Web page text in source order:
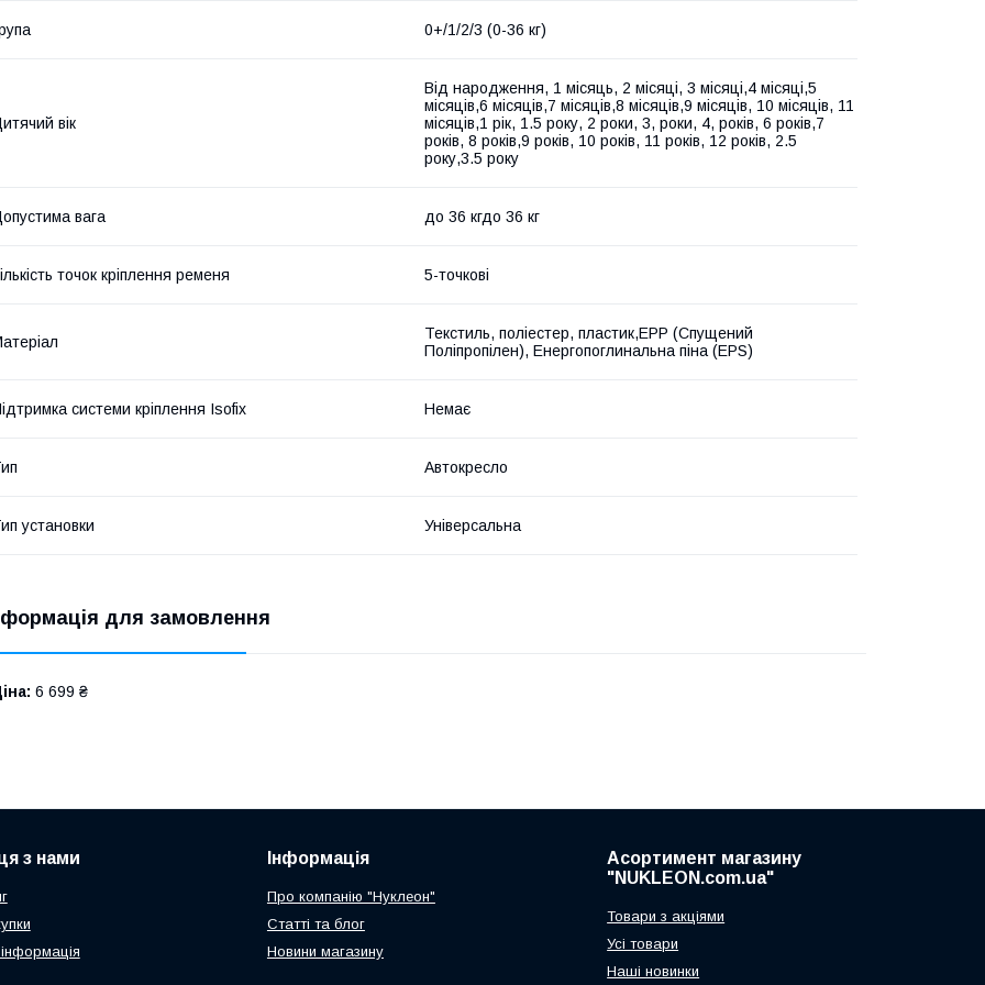
0+/1/2/3 (0-36 кг)
вік
Від народження, 1 місяць, 2 місяці, 3 місяці,4 місяці,5
місяців,6 місяців,7 місяців,8 місяців,9 місяців, 10 місяців, 11
місяців,1 рік, 1.5 року, 2 роки, 3, роки, 4, років, 6 років,7
років, 8 років,9 років, 10 років, 11 років, 12 років, 2.5
року,3.5 року
вага до 36 кгдо 36 кг
точок кріплення ременя 5-точкові
Текстиль, поліестер, пластик,EPP (Спущений
Поліпропілен), Енергопоглинальна піна (EPS)
системи кріплення Isofix Немає
Автокресло
установки Універсальна
для замовлення
6 699 ₴
з нами Інформація
Про компанію "Нуклеон"
Статті та блог
Новини магазину
Асортимент магазину
"NUKLEON.com.ua"
Товари з акціями
Усі товари
Наші новинки